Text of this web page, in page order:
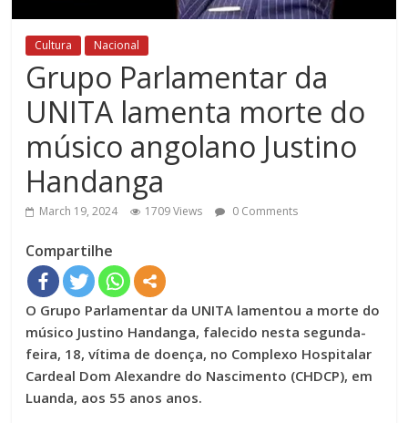
Cultura Nacional
Grupo Parlamentar da
UNITA lamenta morte do
músico angolano Justino
Handanga
March 19, 2024 1709 Views 0 Comments
Compartilhe
O Grupo Parlamentar da UNITA lamentou a morte do
músico Justino Handanga, falecido nesta segunda-
feira, 18, vítima de doença, no Complexo Hospitalar
Cardeal Dom Alexandre do Nascimento (CHDCP), em
Luanda, aos 55 anos anos.